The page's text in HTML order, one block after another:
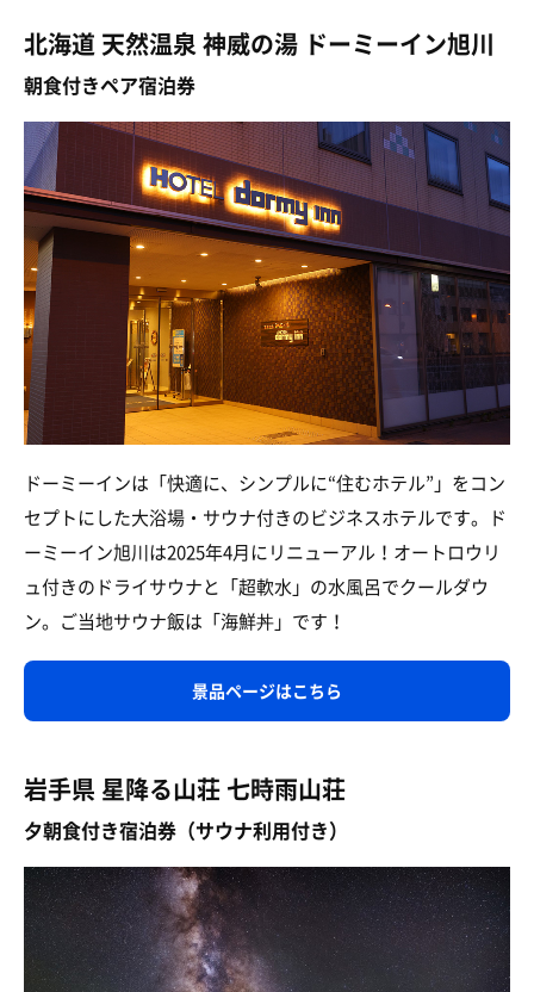
北海道 天然温泉 神威の湯 ドーミーイン旭川
朝食付きペア宿泊券
ドーミーインは「快適に、シンプルに“住むホテル”」をコン
セプトにした大浴場・サウナ付きのビジネスホテルです。ド
ーミーイン旭川は2025年4月にリニューアル！オートロウリ
ュ付きのドライサウナと「超軟水」の水風呂でクールダウ
ン。ご当地サウナ飯は「海鮮丼」です！
景品ページはこちら
岩手県 星降る山荘 七時雨山荘
夕朝食付き宿泊券（サウナ利用付き）